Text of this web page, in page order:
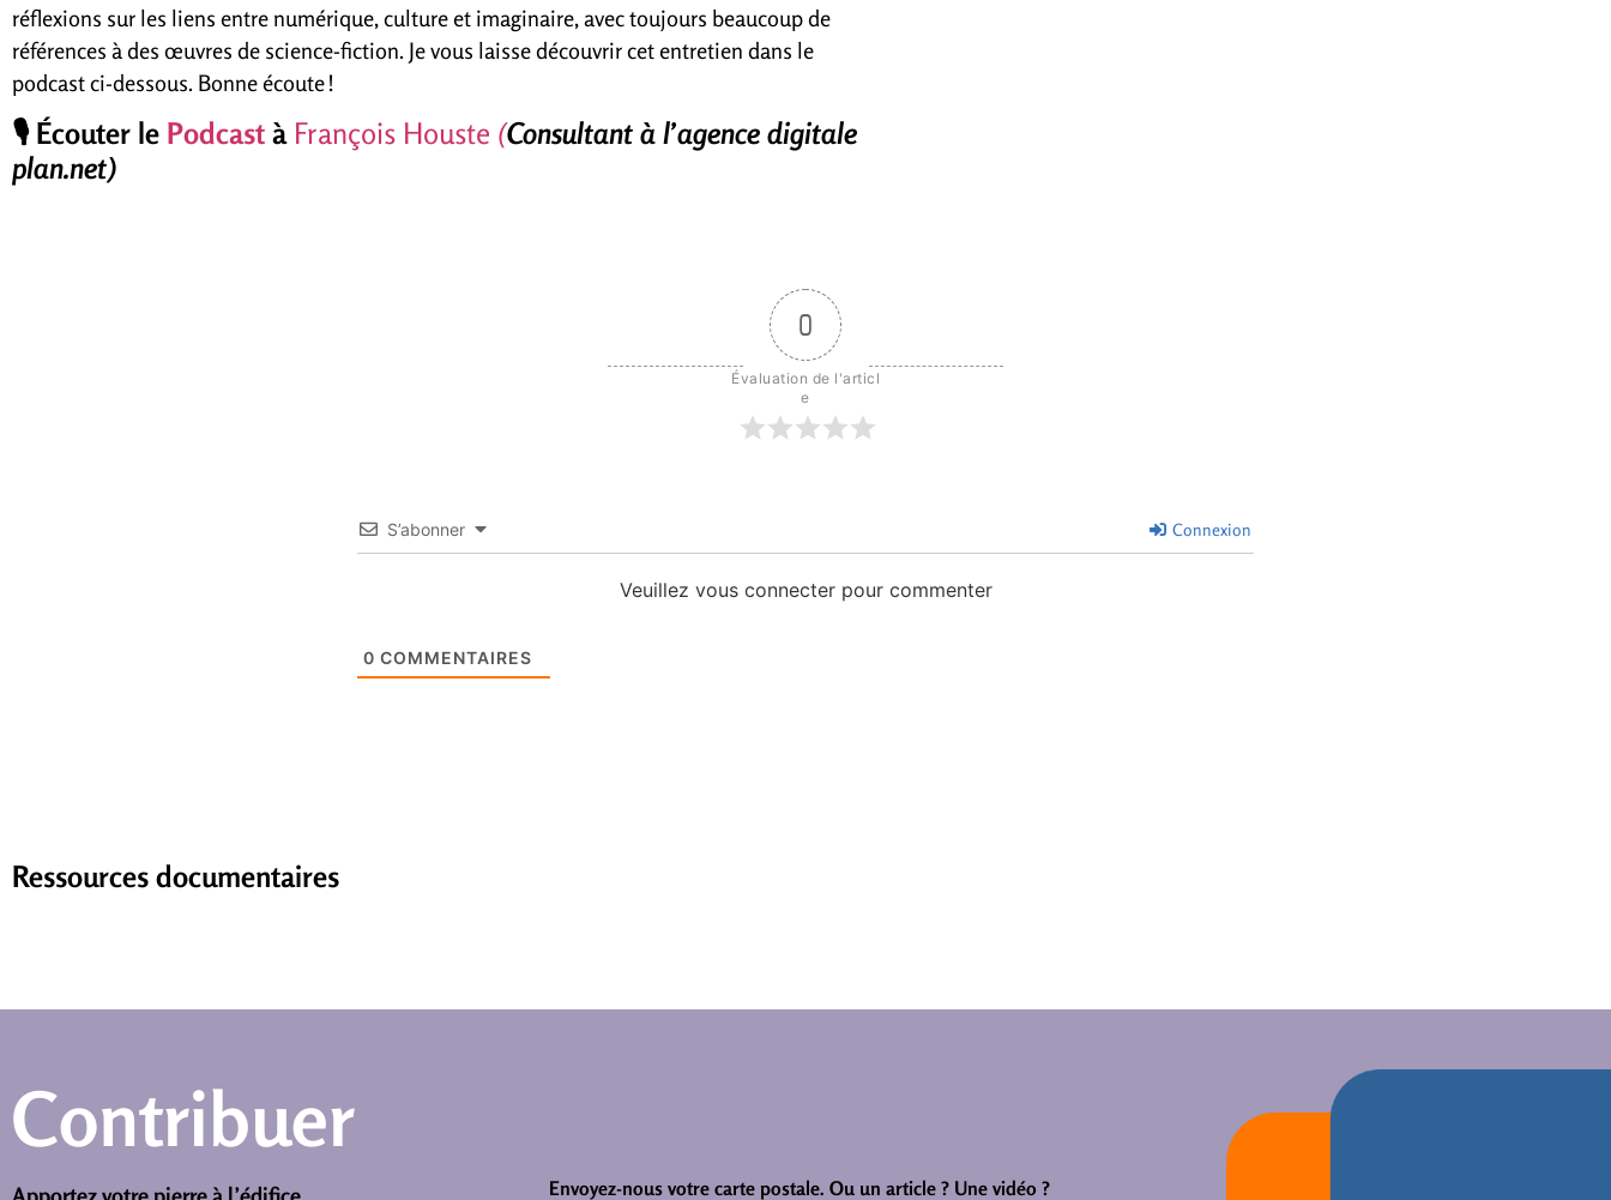
réflexions sur les liens entre numérique, culture et imaginaire, avec toujours beaucoup de
références à des œuvres de science-fiction. Je vous laisse découvrir cet entretien dans le
podcast ci-dessous. Bonne écoute !
🎙️ Écouter le Podcast à François Houste (Consultant à l’agence digitale
plan.net)
0
Évaluation de l'articl
e
S’abonner Connexion
Veuillez vous connecter pour commenter
0 COMMENTAIRES
Ressources documentaires
Contribuer
Envoyez-nous votre carte postale. Ou un article ? Une vidéo ?